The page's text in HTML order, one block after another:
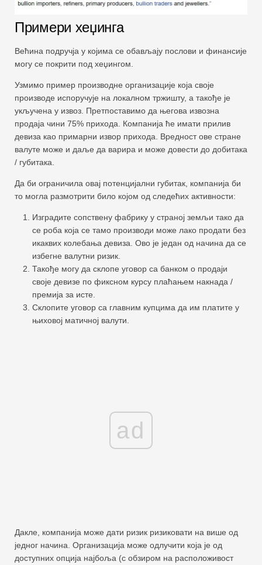
Примери хеџинга
Већина подручја у којима се обављају послови и финансије
могу се покрити под хеџингом.
Узмимо пример производне организације која своје
производе испоручује на локалном тржишту, а такође је
укључена у извоз. Претпоставимо да његова извозна
продаја чини 75% прихода. Компанија ће имати прилив
девиза као примарни извор прихода. Вредност ове стране
валуте може и даље да варира и може довести до добитака
/ губитака.
Да би ограничила овај потенцијални губитак, компанија би
то могла размотрити било којом од следећих активности:
Изградите сопствену фабрику у страној земљи тако да
се роба која се тамо производи може лако продати без
икаквих колебања девиза. Ово је један од начина да се
избегне валутни ризик.
Такође могу да склопе уговор са банком о продаји
своје девизе по фиксном курсу плаћањем накнада /
премија за исте.
Склопите уговор са главним купцима да им платите у
њиховој матичној валути.
ad
Дакле, компанија може дати ризик ризиковати на више од
једног начина. Организација може одлучити која је од
доступних опција најбоља (с обзиром на расположивост